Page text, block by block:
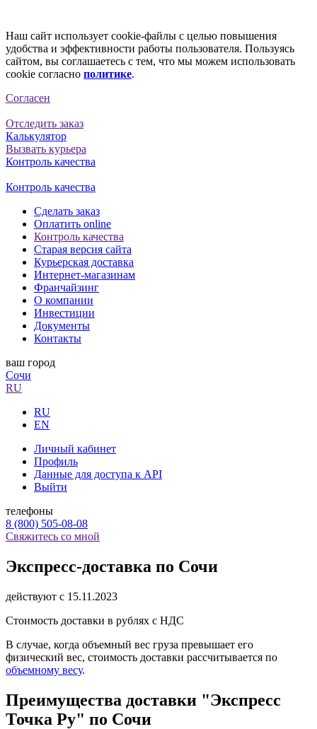
Наш сайт использует cookie-файлы с целью повышения
удобства и эффективности работы пользователя. Пользуясь
сайтом, вы соглашаетесь с тем, что мы можем использовать
cookie согласно политике.
Согласен
Отследить заказ
Калькулятор
Вызвать курьера
Контроль качества
Контроль качества
Сделать заказ
Оплатить online
Контроль качества
Старая версия сайта
Курьерская доставка
Интернет-магазинам
Франчайзинг
О компании
Инвестиции
Документы
Контакты
ваш город
Сочи
RU
RU
EN
Личный кабинет
Профиль
Данные для доступа к API
Выйти
телефоны
8 (800) 505-08-08
Свяжитесь со мной
Экспресс-доставка по Сочи
действуют с 15.11.2023
Стоимость доставки в рублях с НДС
В случае, когда объемный вес груза превышает его
физический вес, стоимость доставки рассчитывается по
объемному весу.
Преимущества доставки "Экспресс
Точка Ру" по Сочи